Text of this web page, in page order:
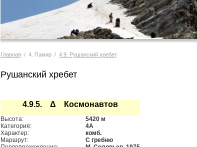
Главная / 4. Памир / 4.9. Рушанский хребет
Рушанский хребет
4.9.5. Δ Космонавтов
Высота:
5420 м
Категория:
4А
Характер:
комб.
Маршрут:
С гребню